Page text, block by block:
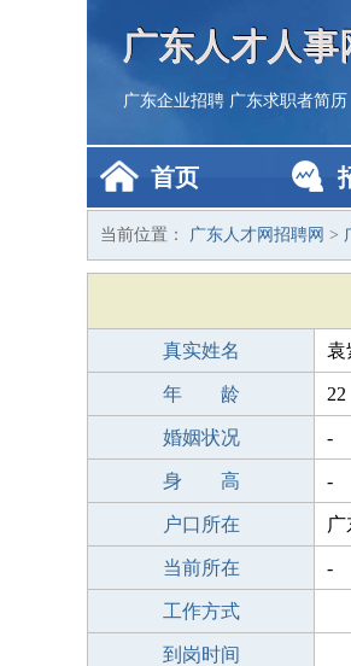
广东人才人事
广东企业招聘 广东求职者简历
首页
当前位置： 广东人才网招聘网 >
真实姓名 袁
年 龄 22
婚姻状况 -
身 高 -
户口所在
当前所在 -
工作方式
到岗时间